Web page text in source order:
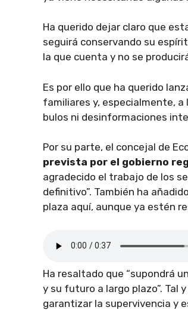
Ha querido dejar claro que
seguirá conservando su
la que cuenta y no se
Es por ello que ha querido
familiares y, especialmente, a
bulos ni desinformaciones
Por su parte, el concejal de
prevista por el gobierno
agradecido el trabajo de los
definitivo”. También ha
plaza aquí, aunque ya estén
Ha resaltado que “supondrá
y su futuro a largo plazo”. Tal
garantizar la supervivencia y